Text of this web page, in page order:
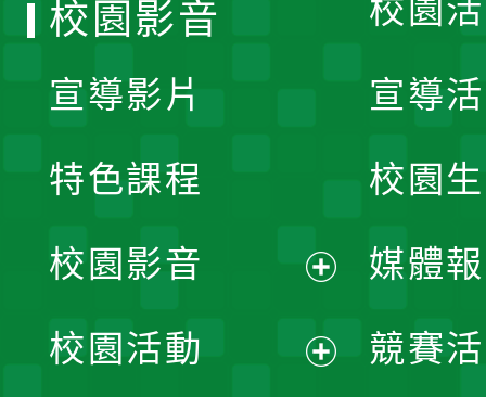
校園
宣導
校園
媒體
競賽
校園影音
宣導影片
特色課程
校園影音
開
校園活動